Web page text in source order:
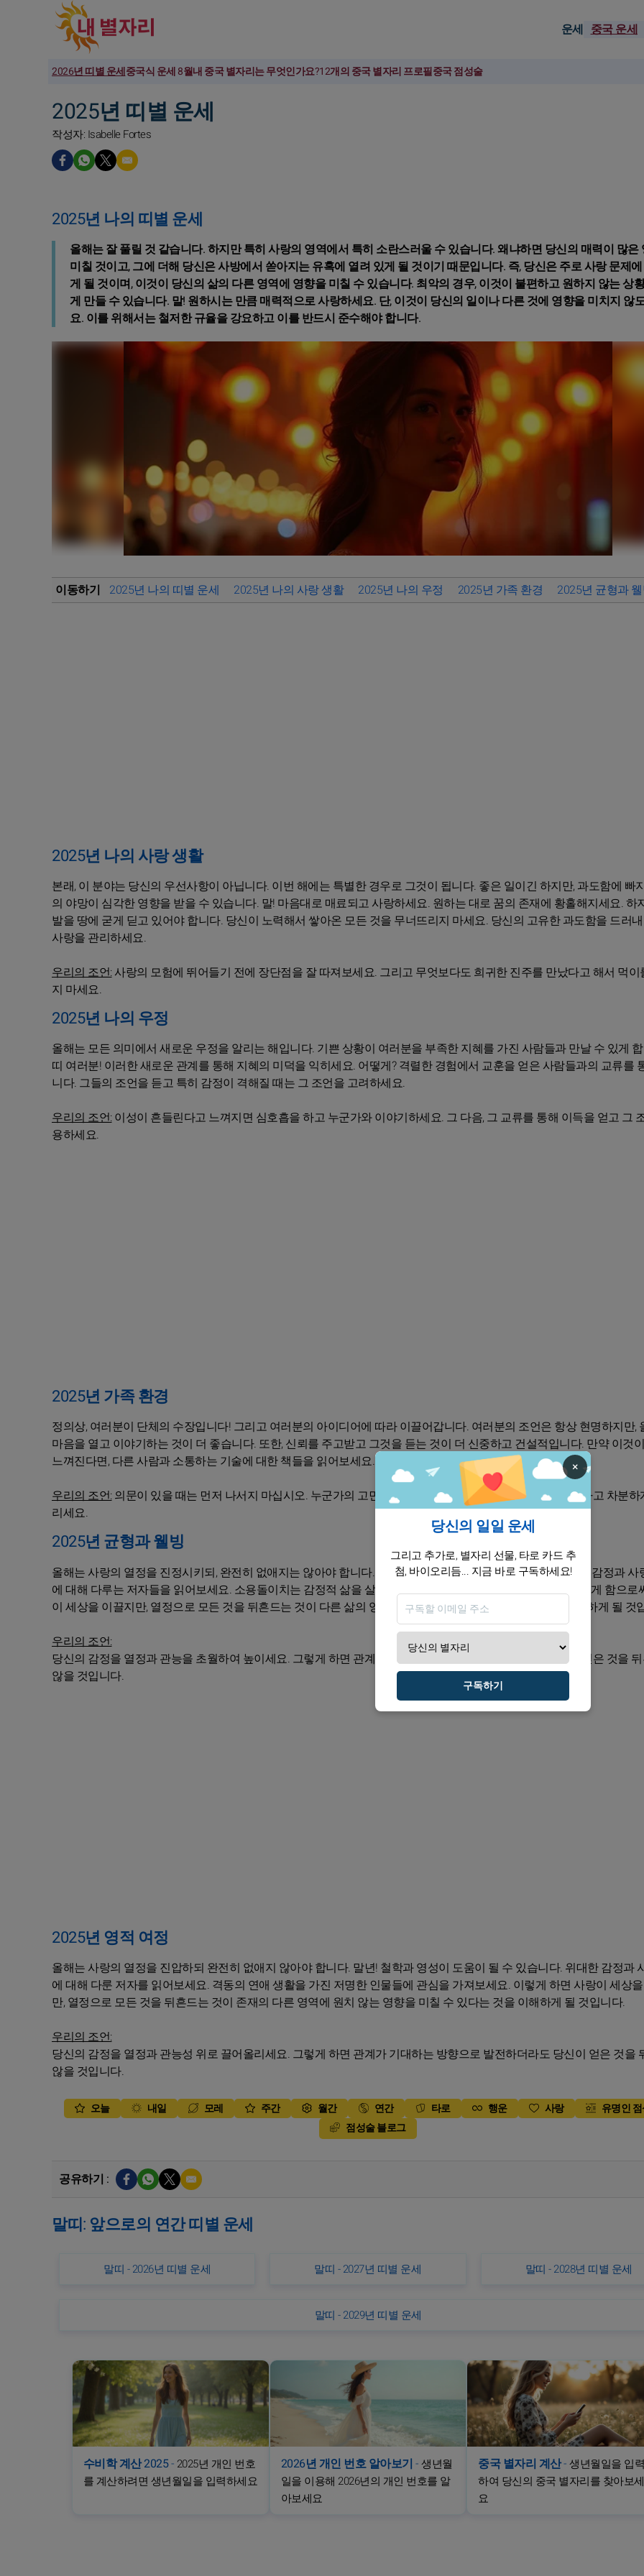
운세 중국 운세
2026년 띠별 운세중국식 운세 8월내 중국 별자리는 무엇인가요?12개의 중국 별자리 프로필중국 점성술
2025년 띠별 운세
작성자: Isabelle Fortes
2025년 나의 띠별 운세
올해는 잘 풀릴 것 같습니다. 하지만 특히 사랑의 영역에서 특히 소란스러울 수 있습니다. 왜냐하면 당신의 매력이 많은
미칠 것이고, 그에 더해 당신은 사방에서 쏟아지는 유혹에 열려 있게 될 것이기 때문입니다. 즉, 당신은 주로 사랑 문제
게 될 것이며, 이것이 당신의 삶의 다른 영역에 영향을 미칠 수 있습니다. 최악의 경우, 이것이 불편하고 원하지 않는 상
게 만들 수 있습니다. 말! 원하시는 만큼 매력적으로 사랑하세요. 단, 이것이 당신의 일이나 다른 것에 영향을 미치지 않
요. 이를 위해서는 철저한 규율을 강요하고 이를 반드시 준수해야 합니다.
이동하기 2025년 나의 띠별 운세 2025년 나의 사랑 생활 2025년 나의 우정 2025년 가족 환경 2025년 균형과
2025년 나의 사랑 생활
본래, 이 분야는 당신의 우선사항이 아닙니다. 이번 해에는 특별한 경우로 그것이 됩니다. 좋은 일이긴 하지만, 과도함에 빠
의 야망이 심각한 영향을 받을 수 있습니다. 말! 마음대로 매료되고 사랑하세요. 원하는 대로 꿈의 존재에 황홀해지세요. 하
발을 땅에 굳게 딛고 있어야 합니다. 당신이 노력해서 쌓아온 모든 것을 무너뜨리지 마세요. 당신의 고유한 과도함을 드러
사랑을 관리하세요.
우리의 조언:사랑의 모험에 뛰어들기 전에 장단점을 잘 따져보세요. 그리고 무엇보다도 희귀한 진주를 만났다고 해서 먹이
지 마세요.
2025년 나의 우정
올해는 모든 의미에서 새로운 우정을 알리는 해입니다. 기쁜 상황이 여러분을 부족한 지혜를 가진 사람들과 만날 수 있게
띠 여러분! 이러한 새로운 관계를 통해 지혜의 미덕을 익히세요. 어떻게? 격렬한 경험에서 교훈을 얻은 사람들과의 교류를
니다. 그들의 조언을 듣고 특히 감정이 격해질 때는 그 조언을 고려하세요.
우리의 조언:이성이 흔들린다고 느껴지면 심호흡을 하고 누군가와 이야기하세요. 그 다음, 그 교류를 통해 이득을 얻고 그
용하세요.
2025년 가족 환경
정의상, 여러분이 단체의 수장입니다! 그리고 여러분의 아이디어에 따라 이끌어갑니다. 여러분의 조언은 항상 현명하지만,
마음을 열고 이야기하는 것이 더 좋습니다. 또한, 신뢰를 주고받고 그것을 듣는 것이 더 신중하고 건설적입니다. 만약 이것
느껴진다면, 다른 사람과 소통하는 기술에 대한 책들을 읽어보세요.
우리의 조언:의문이 있을 때는 먼저 나서지 마십시오. 누군가의 고민을 털어놓거나 조언을 요청할 때까지 인내하고 차분하
리세요.
2025년 균형과 웰빙
올해는 사랑의 열정을 진정시키되, 완전히 없애지는 않아야 합니다. 말! 철학과 영성이 도움이 될 수 있습니다. 큰 감정과 사
에 대해 다루는 저자들을 읽어보세요. 소용돌이치는 감정적 삶을 살았던 유명 인물들에 관심을 가져보세요. 그렇게 함으로
이 세상을 이끌지만, 열정으로 모든 것을 뒤흔드는 것이 다른 삶의 영역에 원치 않는 영향을 미칠 수 있음을 이해하게 될 것
우리의 조언:
당신의 감정을 열정과 관능을 초월하여 높이세요. 그렇게 하면 관계가 예상한 방향으로 발전할 것이며, 당신이 얻은 것을
않을 것입니다.
2025년 영적 여정
올해는 사랑의 열정을 진압하되 완전히 없애지 않아야 합니다. 말년! 철학과 영성이 도움이 될 수 있습니다. 위대한 감정과
에 대해 다룬 저자를 읽어보세요. 격동의 연애 생활을 가진 저명한 인물들에 관심을 가져보세요. 이렇게 하면 사랑이 세상
만, 열정으로 모든 것을 뒤흔드는 것이 존재의 다른 영역에 원치 않는 영향을 미칠 수 있다는 것을 이해하게 될 것입니다.
우리의 조언:
당신의 감정을 열정과 관능성 위로 끌어올리세요. 그렇게 하면 관계가 기대하는 방향으로 발전하더라도 당신이 얻은 것을
않을 것입니다.
오늘 내일 모레 주간 월간 연간 타로 행운 사랑
유명인
점성술 블로그
공유하기 :
말띠: 앞으로의 연간 띠별 운세
말띠 - 2026년 띠별 운세 말띠 - 2027년 띠별 운세 말띠 - 2028년 띠별 운세
말띠 - 2029년 띠별 운세
수비학 계산 2025- 2025년 개인 번호
를 계산하려면 생년월일을 입력하세요
2026년 개인 번호 알아보기 -생년월
일을 이용해 2026년의 개인 번호를 알
아보세요
중국 별자리 계산-생년월일을 입
하여 당신의 중국 별자리를 찾아보세
요
×
당신의 일일 운세
그리고 추가로, 별자리 선물, 타로 카드 추
첨, 바이오리듬... 지금 바로 구독하세요!
구독하기